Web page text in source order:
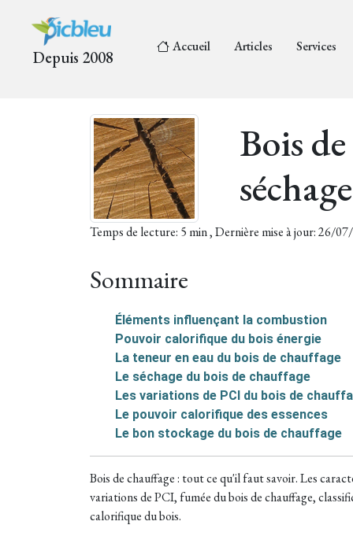
Depuis 2008
Accueil Articles Services
Bois
Temps de lecture: 5 min , Dernière mise à jour: 26/
Sommaire
Éléments influençant la combustion
Pouvoir calorifique du bois énergie
La teneur en eau du bois de chauffage
Le séchage du bois de chauffage
Les variations de PCI du bois de
Le pouvoir calorifique des essences
Le bon stockage du bois de chauffage
Bois de chauffage : tout ce qu'il faut savoir. Les
variations de PCI, fumée du bois de chauffage,
calorifique du bois.